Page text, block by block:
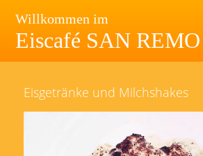
Willkommen im
Eiscafé SAN REMO
Eisgetränke und Milchshakes